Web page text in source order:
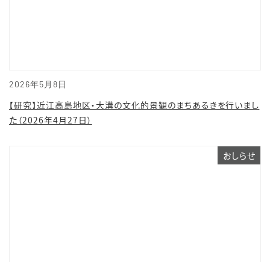
2026年5月8日
【研究】近江高島地区・大溝の文化的景観のまちあるきを行いまし
た（2026年4月27日）
おしらせ